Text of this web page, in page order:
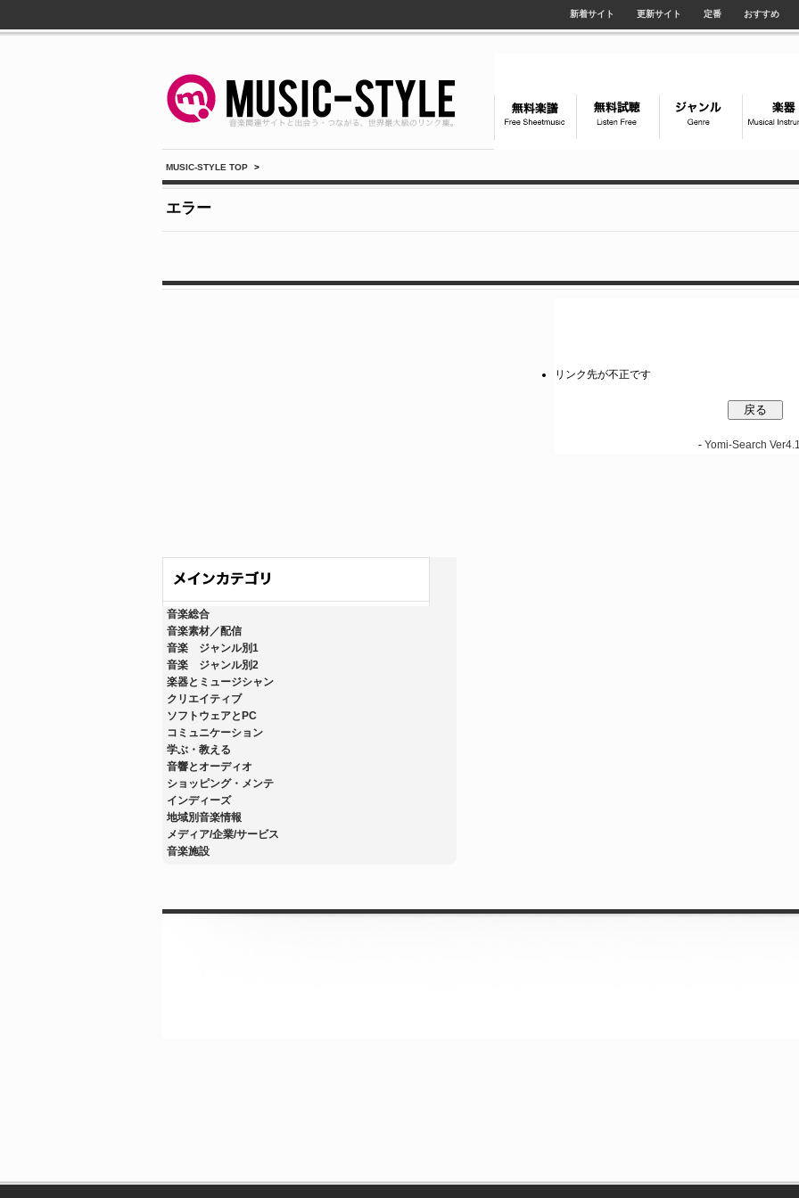
新着サイト 更新サイト 定番 おすすめ
MUSIC-STYLE TOP >
エラー
音楽総合
音楽素材／配信
音楽 ジャンル別1
音楽 ジャンル別2
楽器とミュージシャン
クリエイティブ
ソフトウェアとPC
コミュニケーション
学ぶ・教える
音響とオーディオ
ショッピング・メンテ
インディーズ
地域別音楽情報
メディア/企業/サービス
音楽施設
リンク先が不正です
- Yomi-Search